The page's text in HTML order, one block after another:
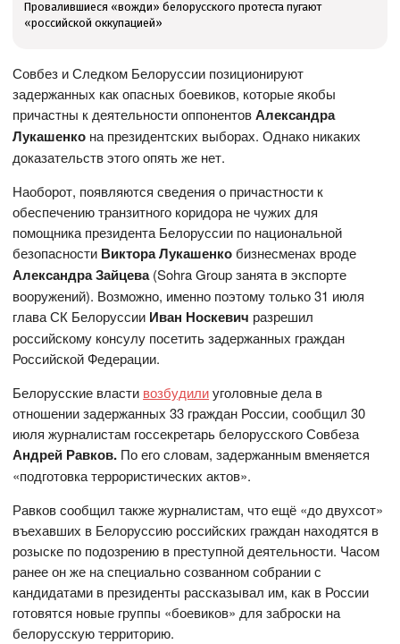
Провалившиеся «вожди» белорусского протеста пугают
«российской оккупацией»
Совбез и Следком Белоруссии позиционируют
задержанных как опасных боевиков, которые якобы
причастны к деятельности оппонентовАлександра
Лукашенко на президентских выборах. Однако никаких
доказательств этого опять же нет.
Наоборот, появляются сведения о причастности к
обеспечению транзитного коридора не чужих для
помощника президента Белоруссии по национальной
безопасности Виктора Лукашенкобизнесменах вроде
Александра Зайцева(Sohra Group занята в экспорте
вооружений). Возможно, именно поэтому только 31 июля
глава СК Белоруссии Иван Носкевич разрешил
российскому консулу посетить задержанных граждан
Российской Федерации.
Белорусские власти возбудилиуголовные дела в
отношении задержанных 33 граждан России, сообщил 30
июля журналистам госсекретарь белорусского Совбеза
Андрей Равков. По его словам, задержанным вменяется
«подготовка террористических актов».
Равков сообщил также журналистам, что ещё «до двухсот»
въехавших в Белоруссию российских граждан находятся в
розыске по подозрению в преступной деятельности. Часом
ранее он же на специально созванном собрании с
кандидатами в президенты рассказывал им, как в России
готовятся новые группы «боевиков» для заброски на
белорусскую территорию.